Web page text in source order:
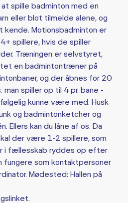
at spille badminton med en
eller blot tilmelde alene, og
kende. Motionsbadminton er
spillere, hvis de spiller
Træningen er selvstyret,
en badmintontræner på
og der åbnes for 20
spiller op til 4 pr. bane -
kunne være med. Husk
og badmintonketcher og
Ellers kan du låne af os. Da
der være 1-2 spillere, som
i fællesskab ryddes op efter
fungere som kontaktpersoner
Mødested: Hallen på